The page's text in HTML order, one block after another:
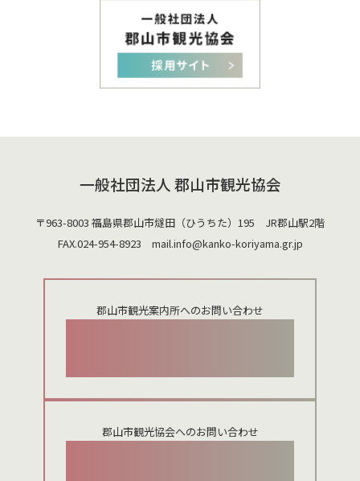
一般社団法人 郡山市観光協会
〒963-8003 福島県郡山市燧田（ひうちた）195 JR郡山駅2階
FAX.024-954-8923 mail.info@kanko-koriyama.gr.jp
郡山市観光案内所へのお問い合わせ
郡山市観光協会へのお問い合わせ